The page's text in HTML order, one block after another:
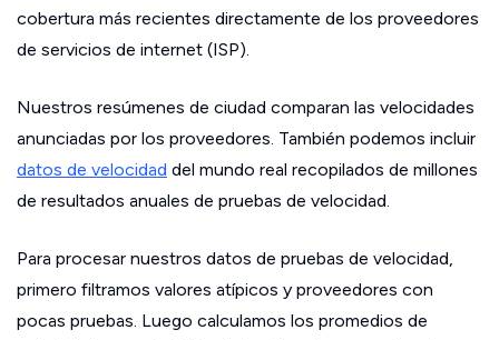
cobertura más recientes directamente de los proveedores
de servicios de internet (ISP).
Nuestros resúmenes de ciudad comparan las velocidades
anunciadas por los proveedores. También podemos incluir
datos de velocidad del mundo real recopilados de millones
de resultados anuales de pruebas de velocidad.
Para procesar nuestros datos de pruebas de velocidad,
primero filtramos valores atípicos y proveedores con
pocas pruebas. Luego calculamos los promedios de